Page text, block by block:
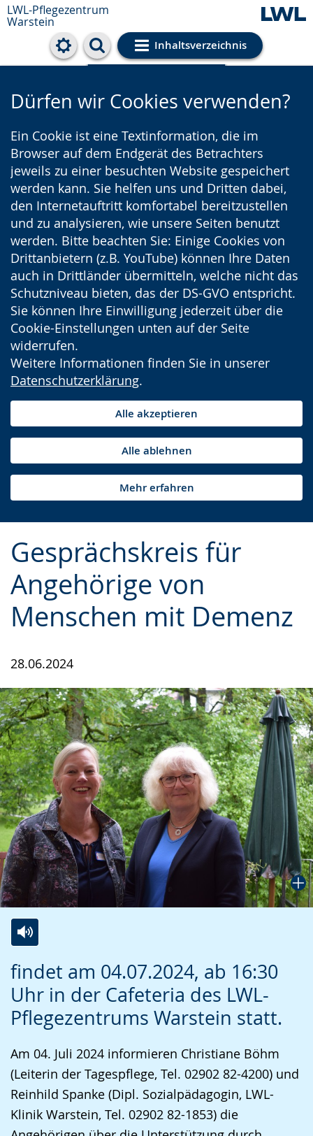
LWL-Pflegezentrum
Warstein
Inhaltsverzeichnis
Cookie-Einstellungen
Dürfen wir Cookies verwenden?
Ein Cookie ist eine Textinformation, die im
Browser auf dem Endgerät des Betrachters
jeweils zu einer besuchten Website gespeichert
werden kann. Sie helfen uns und Dritten dabei,
den Internetauftritt komfortabel bereitzustellen
und zu analysieren, wie unsere Seiten benutzt
werden. Bitte beachten Sie: Einige Cookies von
Drittanbietern (z.B. YouTube) können Ihre Daten
auch in Drittländer übermitteln, welche nicht das
Schutzniveau bieten, das der DS-GVO entspricht.
Sie können Ihre Einwilligung jederzeit über die
Cookie-Einstellungen unten auf der Seite
widerrufen.
Weitere Informationen finden Sie in unserer
Datenschutzerklärung.
Alle akzeptieren
Alle ablehnen
Mehr erfahren
Gesprächskreis für
Angehörige von
Menschen mit Demenz
28.06.2024
findet am 04.07.2024, ab 16:30
Uhr in der Cafeteria des LWL-
Pflegezentrums Warstein statt.
Am 04. Juli 2024 informieren Christiane Böhm
(Leiterin der Tagespflege, Tel. 02902 82-4200) und
Reinhild Spanke (Dipl. Sozialpädagogin, LWL-
Klinik Warstein, Tel. 02902 82-1853) die
Leichten
Sprache
wechseln.
Audio-
Unterstützung.
Video
in
Deutscher
wird
angezeigt.